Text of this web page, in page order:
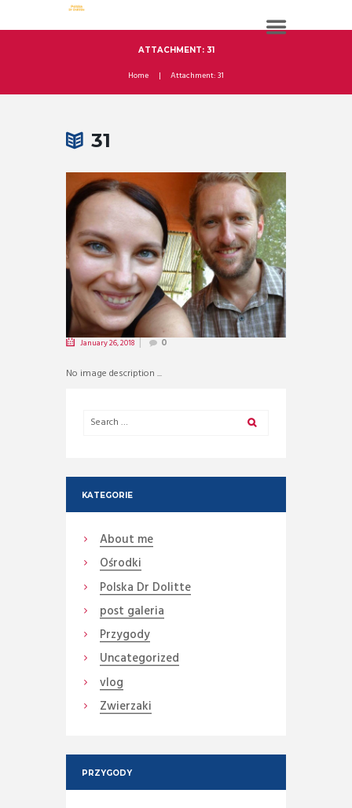
ATTACHMENT: 31
Home Attachment: 31
31
January 26, 2018 0
No image description ...
KATEGORIE
About me
Ośrodki
Polska Dr Dolitte
post galeria
Przygody
Uncategorized
vlog
Zwierzaki
PRZYGODY